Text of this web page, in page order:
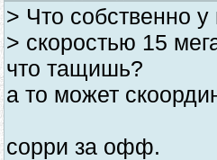
> Что собственно
> скоростью 15
что тащишь?
а то может
сорри за офф.